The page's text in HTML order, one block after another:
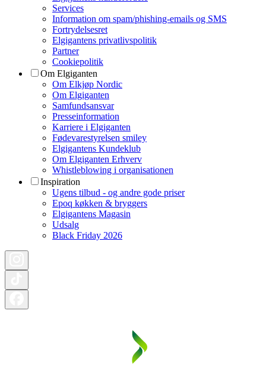
Services
Information om spam/phishing-emails og SMS
Fortrydelsesret
Elgigantens privatlivspolitik
Partner
Cookiepolitik
Om Elgiganten
Om Elkjøp Nordic
Om Elgiganten
Samfundsansvar
Presseinformation
Karriere i Elgiganten
Fødevarestyrelsen smiley
Elgigantens Kundeklub
Om Elgiganten Erhverv
Whistleblowing i organisationen
Inspiration
Ugens tilbud - og andre gode priser
Epoq køkken & bryggers
Elgigantens Magasin
Udsalg
Black Friday 2026